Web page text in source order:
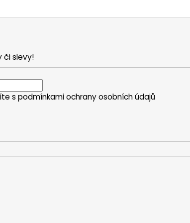
či slevy!
s podmínkami ochrany osobních údajů